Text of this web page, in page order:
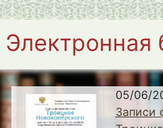
05/06/
Записи